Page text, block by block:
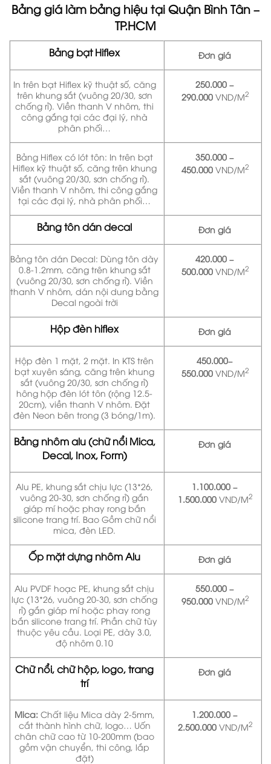
Bảng giá làm bảng hiệu tại Quận Bình Tân –
TP.HCM
Bảng bạt Hiflex Đơn giá
In trên bạt Hiflex kỹ thuật số, căng
trên khung sắt (vuông 20/30, sơn
chống rỉ). Viền thanh V nhôm, thi
công gắng tại các đại lý, nhà
phân phối…
250.000 –
290.000VND/M2
Bảng Hiflex có lót tôn: In trên bạt
Hiflex kỹ thuật số, căng trên khung
sắt (vuông 20/30, sơn chống rỉ).
Viền thanh V nhôm, thi công gắng
tại các đại lý, nhà phân phối…
350.000 –
450.000VND/M2
Bảng tôn dán decal Đơn giá
Bảng tôn dán Decal: Dùng tôn dày
0.8-1.2mm, căng trên khung sắt
(vuông 20/30, sơn chống rỉ). Viền
thanh V nhôm, dán nội dung bằng
Decal ngoài trời
420.000 –
500.000VND/M2
Hộp đèn hiflex Đơn giá
Hộp đèn 1 mặt, 2 mặt. In KTS trên
bạt xuyên sáng, căng trên khung
sắt (vuông 20/30, sơn chống rỉ)
hông hộp đèn lót tôn (rộng 12.5-
20cm), viền thanh V nhôm. Đặt
đèn Neon bên trong (3 bóng/1m).
450.000–
550.000VND/M2
Bảng nhôm alu (chữ nổi Mica,
Decal, Inox, Form)
Đơn giá
Alu PE, khung sắt chịu lực (13*26,
vuông 20-30, sơn chống rỉ) gắn
giáp mí hoặc phay rong bắn
silicone trang trí. Bao Gồm chữ nổi
mica, đèn LED.
1.100.000 –
1.500.000VND/M2
Ốp mặt dựng nhôm Alu Đơn giá
Alu PVDF hoạc PE, khung sắt chịu
lực (13*26, vuông 20-30, sơn chống
rỉ) gắn giáp mí hoặc phay rong
bắn silicone trang trí. Phần chữ tùy
thuộc yêu cầu. Loại PE, dày 3.0,
độ nhôm 0.10
550.000 –
950.000VND/M2
Chữ nổi, chữ hộp, logo, trang
trí
Đơn giá
Mica: Chất liệu Mica dày 2-5mm,
cắt thành hình chữ, logo… Uốn
chân chữ cao từ 10-200mm (bao
gồm vận chuyển, thi công, lắp
đặt)
1.200.000 –
2.500.000VND/M2